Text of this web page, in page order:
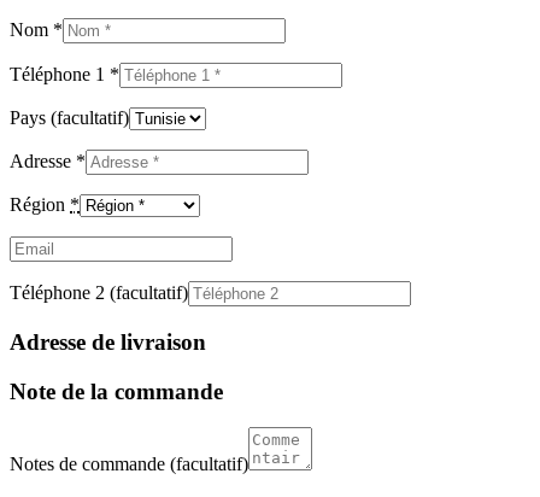
Nom *
Téléphone 1 *
Pays (facultatif)
Adresse *
Région *
Email
Téléphone 2 (facultatif)
Adresse de livraison
Note de la commande
Notes de commande (facultatif)